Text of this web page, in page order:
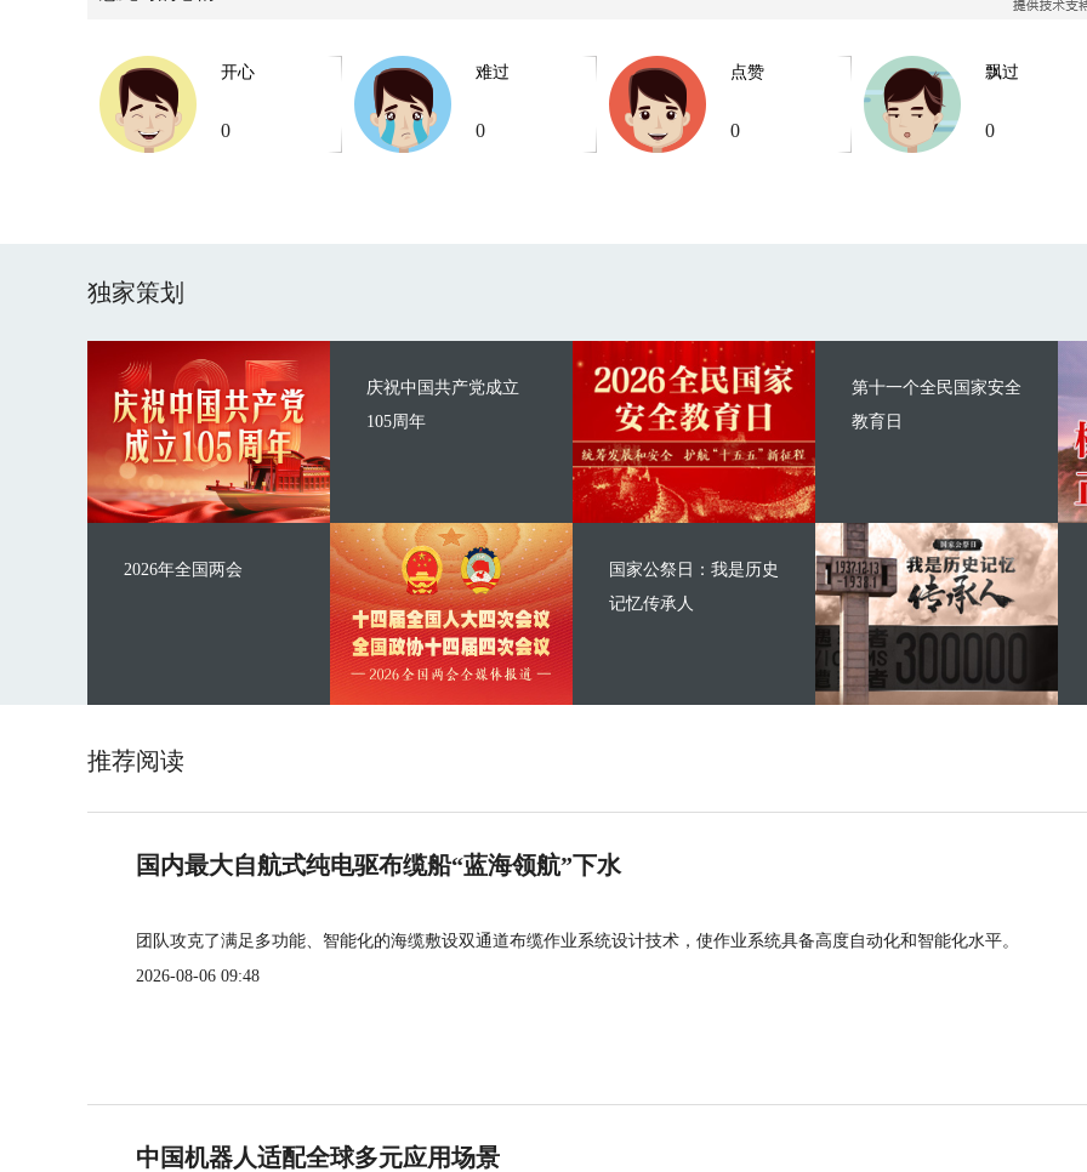
开心
0
难过
0
点赞
0
飘过
0
独家策划
庆祝中国共产党成立
105周年
2026年全国两会
第十一个全民国家安全
教育日
国家公祭日：我是历史
记忆传承人
推荐阅读
国内最大自航式纯电驱布缆船“蓝海领航”下水
团队攻克了满足多功能、智能化的海缆敷设双通道布缆作业系统设计技术，使作业系统具备高度自动化和智能化水平。
2026-08-06 09:48
中国机器人适配全球多元应用场景